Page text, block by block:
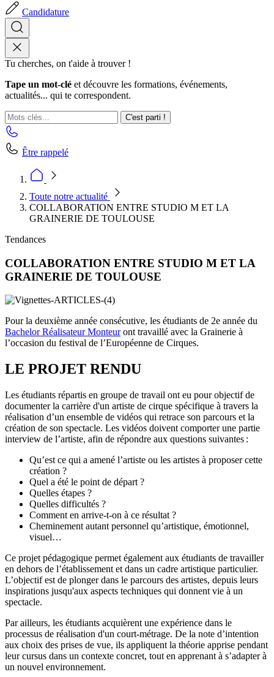
Candidature
Tu cherches, on t'aide à trouver !
Tape un mot-clé et découvre les formations, événements,
actualités... qui te correspondent.
C'est parti !
Être rappelé
Toute notre actualité
COLLABORATION ENTRE STUDIO M ET LA
GRAINERIE DE TOULOUSE
Tendances
COLLABORATION ENTRE STUDIO M ET LA
GRAINERIE DE TOULOUSE
Pour la deuxième année consécutive, les étudiants de 2e année du
Bachelor Réalisateur Monteuront travaillé avec la Grainerie à
l’occasion du festival de l’Européenne de Cirques.
LE PROJET RENDU
Les étudiants répartis en groupe de travail ont eu pour objectif de
documenter la carrière d'un artiste de cirque spécifique à travers la
réalisation d’un ensemble de vidéos qui retrace son parcours et la
création de son spectacle. Les vidéos doivent comporter une partie
interview de l’artiste, afin de répondre aux questions suivantes :
Qu’est ce qui a amené l’artiste ou les artistes à proposer cette
création ?
Quel a été le point de départ ?
Quelles étapes ?
Quelles difficultés ?
Comment en arrive-t-on à ce résultat ?
Cheminement autant personnel qu’artistique, émotionnel,
visuel…
Ce projet pédagogique permet également aux étudiants de travailler
en dehors de l’établissement et dans un cadre artistique particulier.
L’objectif est de plonger dans le parcours des artistes, depuis leurs
inspirations jusqu'aux aspects techniques qui donnent vie à un
spectacle.
Par ailleurs, les étudiants acquièrent une expérience dans le
processus de réalisation d'un court-métrage. De la note d’intention
aux choix des prises de vue, ils appliquent la théorie apprise pendant
leur cursus dans un contexte concret, tout en apprenant à s’adapter à
un nouvel environnement.